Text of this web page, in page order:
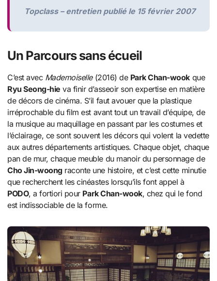
Topclass – entretien publié le 15 février 2007
Un Parcours sans écueil
C’est avec Mademoiselle(2016) de Park Chan-wook que
Ryu Seong-hie va finir d’asseoir son expertise en matière
de décors de cinéma. S’il faut avouer que la plastique
irréprochable du film est avant tout un travail d’équipe, de
la musique au maquillage en passant par les costumes et
l’éclairage, ce sont souvent les décors qui volent la vedette
aux autres départements artistiques. Chaque objet, chaque
pan de mur, chaque meuble du manoir du personnage de
Cho Jin-woongraconte une histoire, et c’est cette minutie
que recherchent les cinéastes lorsqu’ils font appel à
PODO, a fortiori pour Park Chan-wook, chez qui le fond
est indissociable de la forme.